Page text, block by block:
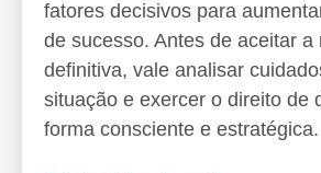
fatores decisivos para
de sucesso. Antes de aceitar a
definitiva, vale analisar
situação e exercer o direito de
forma consciente e estratégica.